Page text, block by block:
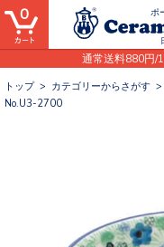
ポ
通常送料880円/
0
トップ> カテゴリーからさがす >
No.U3-2700